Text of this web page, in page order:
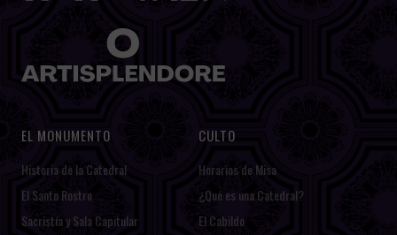
EL MONUMENTO
Historia de la Catedral
El Santo Rostro
Sacristía y Sala Capitular
CULTO
Horarios de Misa
¿Qué es una Catedral?
El Cabildo